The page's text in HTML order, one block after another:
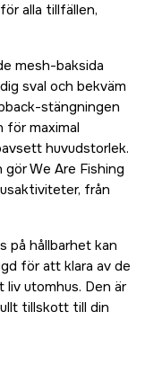
alla tillfällen,
mesh-baksida
sval och bekväm
stängningen
för maximal
huvudstorlek.
We Are Fishing
från
på hållbarhet kan
för att klara av de
utomhus. Den är
tillskott till din